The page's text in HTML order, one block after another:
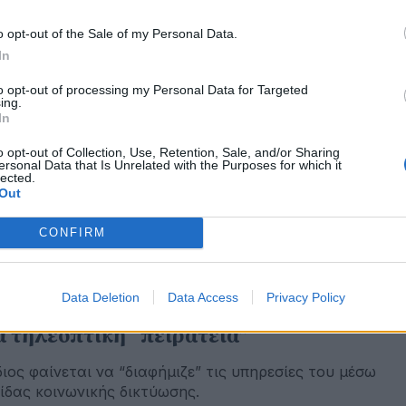
opt-out of the Sale of my Personal Data.
opt-out of processing my Personal Data for Targeted
opt-out of Collection, Use, Retention, Sale, and/or Sharing
Data that Is Unrelated with the Purposes for which it
CONFIRM
Data Deletion Data Access Privacy Policy
2025
"τηλεπαράνομοι" που
συνδρομητικά κανάλια
του Κιλκίς.
2025
Στρατιωτικός
τηλεοπτική “πειρατεία”
φαίνεται να “διαφήμιζε” τις υπηρεσίες του μέσω
κοινωνικής δικτύωσης.